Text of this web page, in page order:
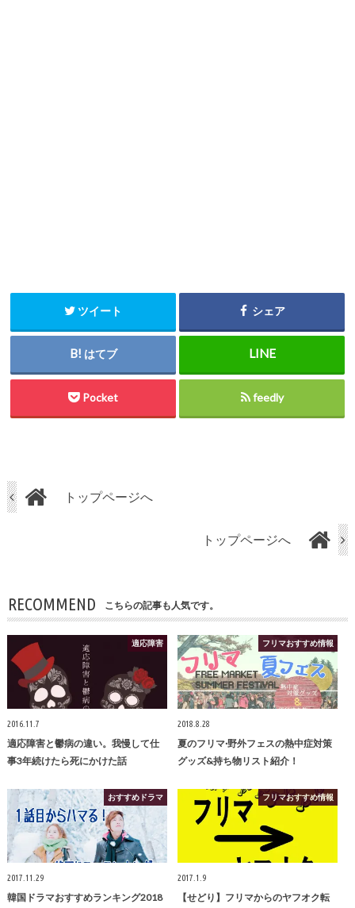
ツイート シェア
はてブ
Pocket feedly
トップページへ
トップページへ
RECOMMEND こちらの記事も人気です。
適応障害
2016.11.7
適応障害と鬱病の違い。我慢して仕
事3年続けたら死にかけた話
フリマおすすめ情報
2018.8.28
夏のフリマ·野外フェスの熱中症対策
グッズ&持ち物リスト紹介！
おすすめドラマ
2017.11.29
韓国ドラマおすすめランキング2018
フリマおすすめ情報
2017.1.9
【せどり】フリマからのヤフオク転